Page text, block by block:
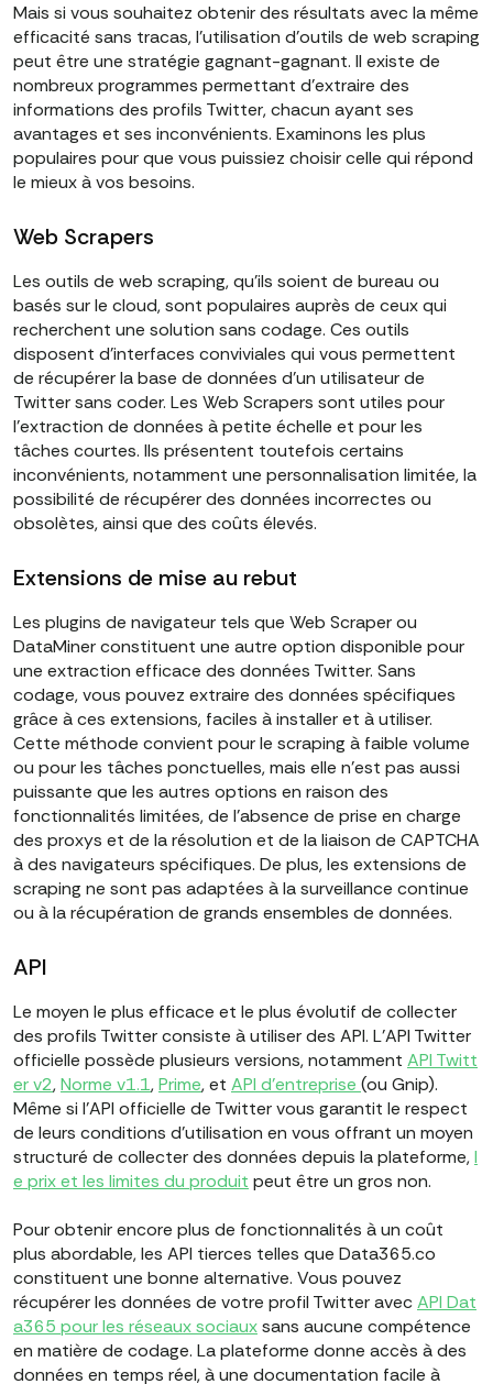
Mais si vous souhaitez obtenir des résultats avec la même
efficacité sans tracas, l'utilisation d'outils de web scraping
peut être une stratégie gagnant-gagnant. Il existe de
nombreux programmes permettant d'extraire des
informations des profils Twitter, chacun ayant ses
avantages et ses inconvénients. Examinons les plus
populaires pour que vous puissiez choisir celle qui répond
le mieux à vos besoins.
Web Scrapers
Les outils de web scraping, qu'ils soient de bureau ou
basés sur le cloud, sont populaires auprès de ceux qui
recherchent une solution sans codage. Ces outils
disposent d'interfaces conviviales qui vous permettent
de récupérer la base de données d'un utilisateur de
Twitter sans coder. Les Web Scrapers sont utiles pour
l'extraction de données à petite échelle et pour les
tâches courtes. Ils présentent toutefois certains
inconvénients, notamment une personnalisation limitée, la
possibilité de récupérer des données incorrectes ou
obsolètes, ainsi que des coûts élevés.
Extensions de mise au rebut
Les plugins de navigateur tels que Web Scraper ou
DataMiner constituent une autre option disponible pour
une extraction efficace des données Twitter. Sans
codage, vous pouvez extraire des données spécifiques
grâce à ces extensions, faciles à installer et à utiliser.
Cette méthode convient pour le scraping à faible volume
ou pour les tâches ponctuelles, mais elle n'est pas aussi
puissante que les autres options en raison des
fonctionnalités limitées, de l'absence de prise en charge
des proxys et de la résolution et de la liaison de CAPTCHA
à des navigateurs spécifiques. De plus, les extensions de
scraping ne sont pas adaptées à la surveillance continue
ou à la récupération de grands ensembles de données.
API
Le moyen le plus efficace et le plus évolutif de collecter
des profils Twitter consiste à utiliser des API. L'API Twitter
officielle possède plusieurs versions, notamment API Twitt
er v2,Norme v1.1,Prime, et API d'entreprise (ou Gnip).
Même si l'API officielle de Twitter vous garantit le respect
de leurs conditions d'utilisation en vous offrant un moyen
structuré de collecter des données depuis la plateforme,l
e prix et les limites du produit peut être un gros non.
Pour obtenir encore plus de fonctionnalités à un coût
plus abordable, les API tierces telles que Data365.co
constituent une bonne alternative. Vous pouvez
récupérer les données de votre profil Twitter avecAPI Dat
a365 pour les réseaux sociauxsans aucune compétence
en matière de codage. La plateforme donne accès à des
données en temps réel, à une documentation facile à